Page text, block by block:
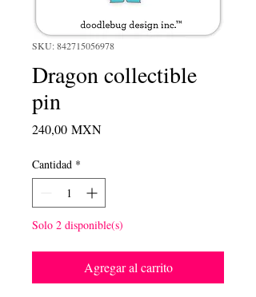
SKU: 842715056978
Dragon collectible
pin
240,00 MXNPrecio
Cantidad *
Solo 2 disponible(s)
Agregar al carrito